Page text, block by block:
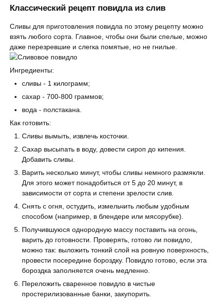
Классический рецепт повидла из слив
Сливы для приготовления повидла по этому рецепту можно
взять любого сорта. Главное, чтобы они были спелые, можно
даже перезревшие и слегка помятые, но не гнилые.
Ингредиенты:
сливы - 1 килограмм;
сахар - 700-800 граммов;
вода - полстакана.
Как готовить:
Сливы вымыть, извлечь косточки.
Сахар высыпать в воду, довести сироп до кипения.
Добавить сливы.
Варить несколько минут, чтобы сливы немного размякли.
Для этого может понадобиться от 5 до 20 минут, в
зависимости от сорта и степени зрелости слив.
Снять с огня, остудить, измельчить любым удобным
способом (например, в блендере или мясорубке).
Получившуюся однородную массу поставить на огонь,
варить до готовности. Проверять, готово ли повидло,
можно так: выложить тонкий слой на ровную поверхность,
провести посередине бороздку. Повидло готово, если эта
бороздка заполняется очень медленно.
Переложить сваренное повидло в чистые
простерилизованные банки, закупорить.